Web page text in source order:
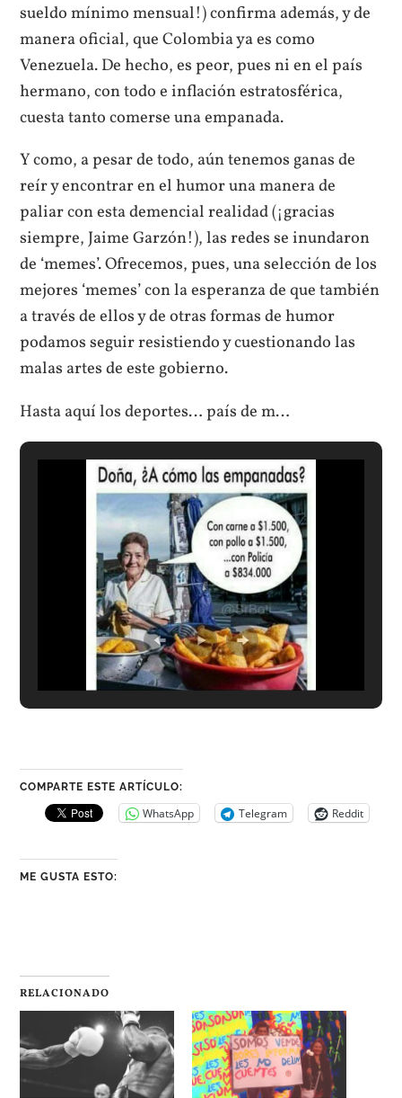
sueldo mínimo mensual!) confirma además, y de
manera oficial, que Colombia ya es como
Venezuela. De hecho, es peor, pues ni en el país
hermano, con todo e inflación estratosférica,
cuesta tanto comerse una empanada.
Y como, a pesar de todo, aún tenemos ganas de
reír y encontrar en el humor una manera de
paliar con esta demencial realidad (¡gracias
siempre, Jaime Garzón!), las redes se inundaron
de ‘memes’. Ofrecemos, pues, una selección de los
mejores ‘memes’ con la esperanza de que también
a través de ellos y de otras formas de humor
podamos seguir resistiendo y cuestionando las
malas artes de este gobierno.
Hasta aquí los deportes… país de m…
COMPARTE ESTE ARTÍCULO:
WhatsApp Telegram Reddit
ME GUSTA ESTO:
RELACIONADO